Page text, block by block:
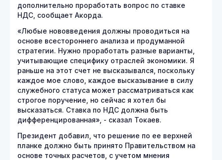
дополнительно проработать вопрос по ставке
НДС, сообщает Акорда.
«Любые нововведения должны проводиться на
основе всестороннего анализа и продуманной
стратегии. Нужно проработать разные варианты,
учитывающие специфику отраслей экономики. Я
раньше на этот счет не высказывался, поскольку
каждое мое слово, каждое высказывание в силу
служебного статуса может рассматриваться как
строгое поручение, но сейчас я хотел бы
высказаться. Ставка по НДС должна быть
дифференцированная», - сказал Токаев.
Президент добавил, что решение по ее верхней
планке должно быть принято Правительством на
основе точных расчетов, с учетом мнения